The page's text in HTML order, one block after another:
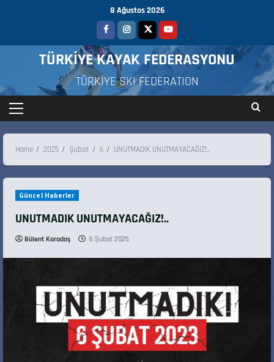
8 Ağustos 2026
TÜRKİYE KAYAK FEDERASYONU
TÜRKİYE SKI FEDERATION
Home 2025 Şubat 6 UNUTMADIK UNUTMAYACAĞIZ!..
Güncel Haberler
UNUTMADIK UNUTMAYACAĞIZ!..
Bülent Karadaş 6 Şubat 2025